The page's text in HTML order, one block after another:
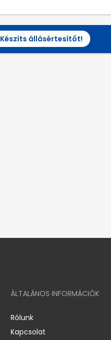
Készíts állásértesítőt!
ÁLTALÁNOS INFORMÁCIÓK
Rólunk
Kapcsolat